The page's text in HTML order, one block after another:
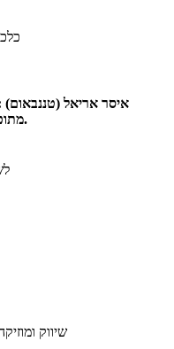
איסר אריאל (טננבאום) :
מתופף להקת רוקפור וממייסדיה בשנת 1988.
שיווק